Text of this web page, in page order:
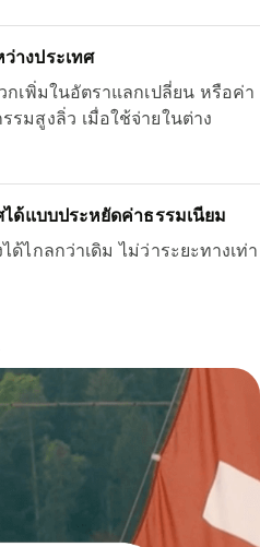
างประเทศ
กเพิ่มในอัตราแลกเปลี่ยน หรือค่า
รมสูงลิ่ว เมื่อใช้จ่ายในต่าง
ได้แบบประหยัดค่าธรรมเนียม
ด้ไกลกว่าเดิม ไม่ว่าระยะทางเท่า